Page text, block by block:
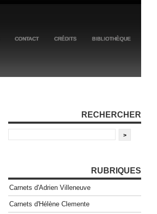
CONTACT CRÉDITS BIBLIOTHÈQUE
RECHERCHER
RUBRIQUES
Carnets d'Adrien Villeneuve
Carnets d'Hélène Clemente